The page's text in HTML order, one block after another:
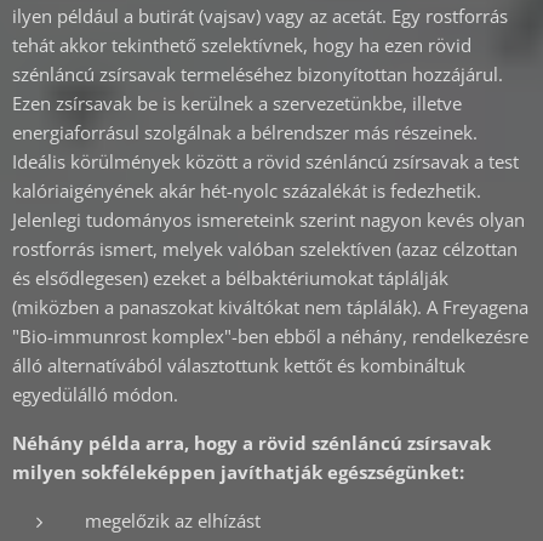
ilyen például a butirát (vajsav) vagy az acetát. Egy rostforrás
tehát akkor tekinthető szelektívnek, hogy ha ezen rövid
szénláncú zsírsavak termeléséhez bizonyítottan hozzájárul.
Ezen zsírsavak be is kerülnek a szervezetünkbe, illetve
energiaforrásul szolgálnak a bélrendszer más részeinek.
Ideális körülmények között a rövid szénláncú zsírsavak a test
kalóriaigényének akár hét-nyolc százalékát is fedezhetik.
Jelenlegi tudományos ismereteink szerint nagyon kevés olyan
rostforrás ismert, melyek valóban szelektíven (azaz célzottan
és elsődlegesen) ezeket a bélbaktériumokat táplálják
(miközben a panaszokat kiváltókat nem táplálák). A Freyagena
"Bio-immunrost komplex"-ben ebből a néhány, rendelkezésre
álló alternatívából választottunk kettőt és kombináltuk
egyedülálló módon.
Néhány példa arra, hogy a rövid szénláncú zsírsavak
milyen sokféleképpen javíthatják egészségünket:
megelőzik az elhízást